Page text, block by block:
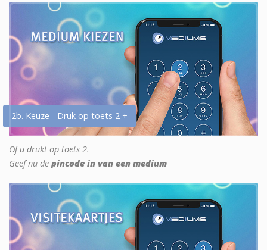
2b. Keuze - Druk op toets 2 +
Of u drukt op toets 2.
Geef nu de pincode in van een medium